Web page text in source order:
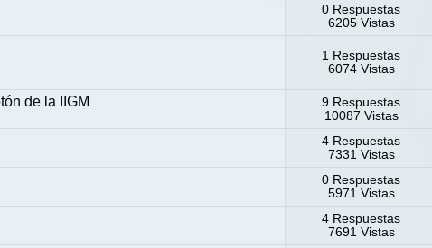
0 Respuestas
6205 Vistas
1 Respuestas
6074 Vistas
de la IIGM
9 Respuestas
10087 Vistas
4 Respuestas
7331 Vistas
0 Respuestas
5971 Vistas
4 Respuestas
7691 Vistas